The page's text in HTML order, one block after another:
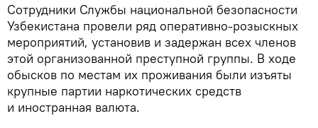
Сотрудники Службы национальной безопасности
Узбекистана провели ряд оперативно-розыскных
мероприятий, установив и задержан всех членов
этой организованной преступной группы. В ходе
обысков по местам их проживания были изъяты
крупные партии наркотических средств
и иностранная валюта.